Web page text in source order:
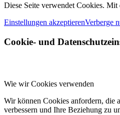
Diese Seite verwendet Cookies.
Einstellungen akzeptierenVerberge
Cookie- und
Wie wir Cookies verwenden
Wir können Cookies anfordern, die
verbessern und Ihre Beziehung zu